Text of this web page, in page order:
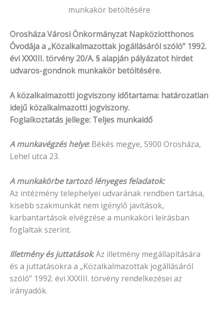
munkakör betöltésére
Orosháza Városi Önkormányzat Napköziotthonos
Óvodája a „Közalkalmazottak jogállásáról szóló” 1992.
évi XXXIII. törvény 20/A. § alapján pályázatot hirdet
udvaros-gondnok munkakör betöltésére.
A közalkalmazotti jogviszony időtartama: határozatlan
idejű közalkalmazotti jogviszony.
Foglalkoztatás jellege: Teljes munkaidő
A munkavégzés helye: Békés megye, 5900 Orosháza,
Lehel utca 23.
A munkakörbe tartozó lényeges feladatok:
Az intézmény telephelyei udvarának rendben tartása,
kisebb szakmunkát nem igénylő javítások,
karbantartások elvégzése a munkaköri leírásban
foglaltak szerint.
Illetmény és juttatások:Az illetmény megállapítására
és a juttatásokra a „Közalkalmazottak jogállásáról
szóló” 1992. évi XXXIII. törvény rendelkezései az
irányadók.